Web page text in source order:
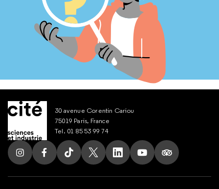
30 avenue Corentin Cariou
75019 Paris, France
Tel. 01 85 53 99 74
Suivez nous sur Instagram
Suivez nous sur Facebook
Suivez nous sur Tik Tok
Suivez nous sur X
Suivez nous sur LinkedIn
Suivez nous sur
Suivez nous